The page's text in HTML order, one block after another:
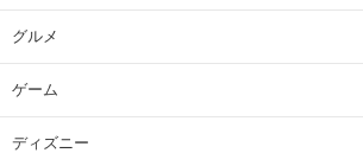
グルメ
ゲーム
ディズニー